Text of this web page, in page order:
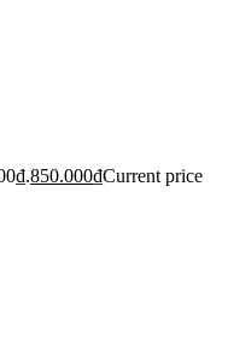
850.000₫Current price